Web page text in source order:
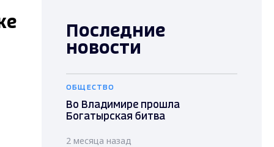
Последние
новости
ОБЩЕСТВО
Во Владимире прошла
Богатырская битва
2 месяца назад